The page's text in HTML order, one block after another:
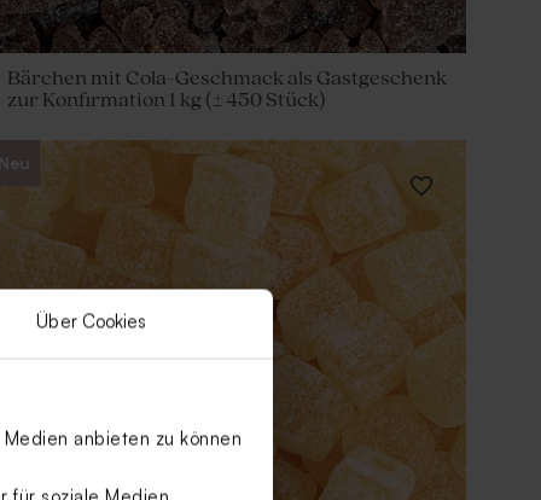
Über Cookies
anbieten zu können
Bärchen mit Cola-Geschmack als Gastgeschenk
zur Konfirmation 1 kg (± 450 Stück)
Neu